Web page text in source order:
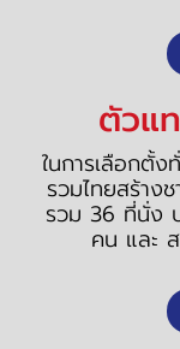
ตัวแ
ในการเลือกตั้
รวมไทยสร้าง
รวม 36 ที่นั่ง
คน และ